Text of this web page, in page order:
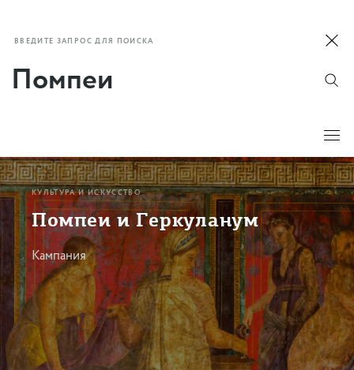
ВВЕДИТЕ ЗАПРОС ДЛЯ ПОИСКА
КУЛЬТУРА И ИСКУССТВО
Помпеи и Геркуланум
Кампания